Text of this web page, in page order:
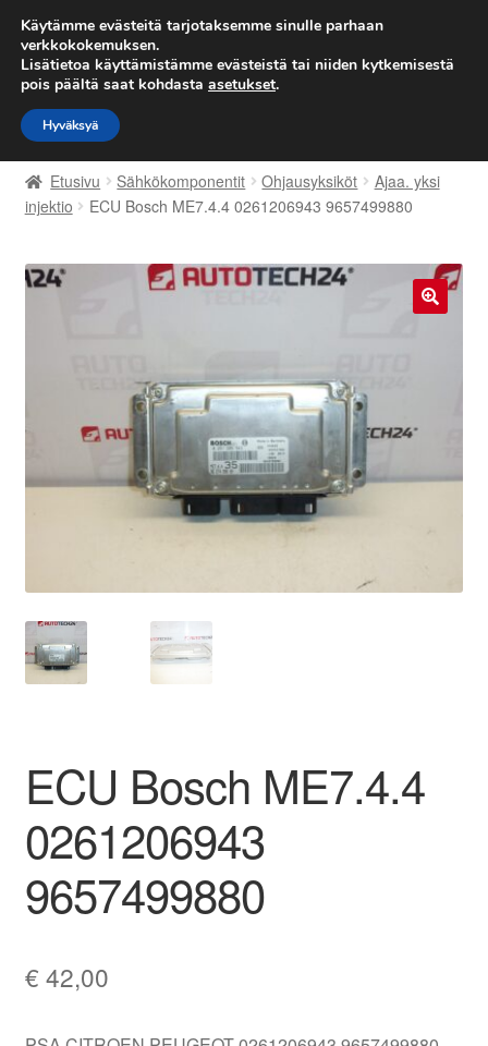
TOIMITUS alkaen 7 EUR
Siirry
navigointiin
Siirry
sisältöön
Etusivu
Kärry
Maailmanlaajuinen toimitus
Maksut
Meistä
Tarkista
Tilini
Valitukset
Etusivu Sähkökomponentit Ohjausyksiköt
Ajaa. yksi
injektio
ECU Bosch ME7.4.4 0261206943 9657499880
ECU Bosch ME7.4.4
0261206943
9657499880
€ 42,00
Käytämme evästeitä tarjotaksemme sinulle parhaan
verkkokokemuksen.
Lisätietoa käyttämistämme evästeistä tai niiden kytkemisestä
pois päältä saat kohdasta asetukset.
Hyväksyä